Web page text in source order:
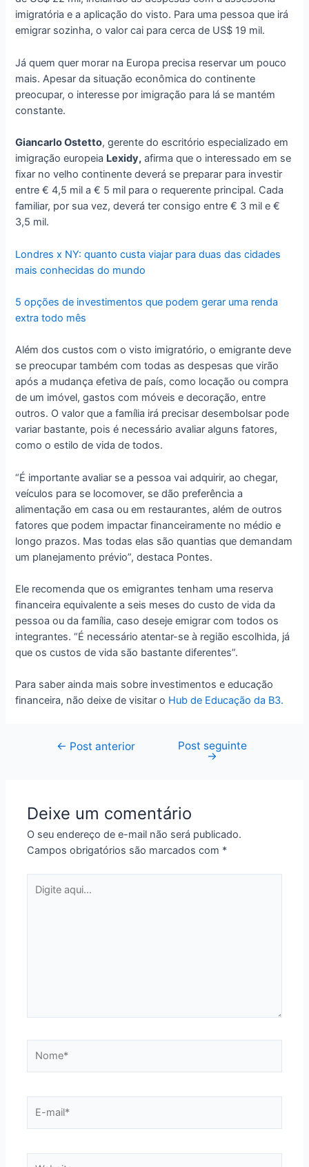
imigratória e a aplicação do visto. Para uma pessoa que irá
emigrar sozinha, o valor cai para cerca de US$ 19 mil.
Já quem quer morar na Europa precisa reservar um pouco
mais. Apesar da situação econômica do continente
preocupar, o interesse por imigração para lá se mantém
constante.
Giancarlo Ostetto, gerente do escritório especializado em
imigração europeia Lexidy, afirma que o interessado em se
fixar no velho continente deverá se preparar para investir
entre € 4,5 mil a € 5 mil para o requerente principal. Cada
familiar, por sua vez, deverá ter consigo entre € 3 mil e €
3,5 mil.
Londres x NY: quanto custa viajar para duas das cidades
mais conhecidas do mundo
5 opções de investimentos que podem gerar uma renda
extra todo mês
Além dos custos com o visto imigratório, o emigrante deve
se preocupar também com todas as despesas que virão
após a mudança efetiva de país, como locação ou compra
de um imóvel, gastos com móveis e decoração, entre
outros. O valor que a família irá precisar desembolsar pode
variar bastante, pois é necessário avaliar alguns fatores,
como o estilo de vida de todos.
“É importante avaliar se a pessoa vai adquirir, ao chegar,
veículos para se locomover, se dão preferência a
alimentação em casa ou em restaurantes, além de outros
fatores que podem impactar financeiramente no médio e
longo prazos. Mas todas elas são quantias que demandam
um planejamento prévio”, destaca Pontes.
Ele recomenda que os emigrantes tenham uma reserva
financeira equivalente a seis meses do custo de vida da
pessoa ou da família, caso deseje emigrar com todos os
integrantes. “É necessário atentar-se à região escolhida, já
que os custos de vida são bastante diferentes”.
Para saber ainda mais sobre investimentos e educação
financeira, não deixe de visitar o Hub de Educação da B3.
Navegação
← Post anterior Post seguinte
→
Deixe um comentário
O seu endereço de e-mail não será publicado.
Campos obrigatórios são marcados com *
aqui...
mail*